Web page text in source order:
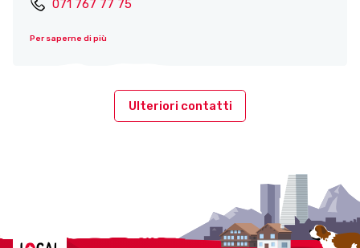
071 767 77 75
Per saperne di più
Ulteriori contatti
Localcities